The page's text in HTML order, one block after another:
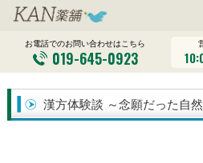
お電話でのお問い合わせはこちら
019-645-0923
漢方体験談 ～念願だった自